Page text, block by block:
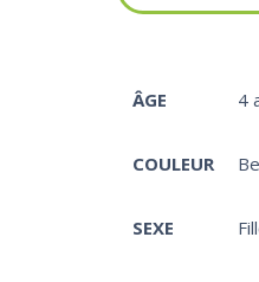
ÂGE 4
COULEUR
SEXE